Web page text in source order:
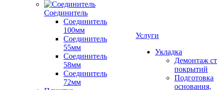
Соединитель
Соединитель
100мм
Соединитель
55мм
Соединитель
58мм
Соединитель
72мм
Услуги
Укладка
Демонтаж
покрытий
Подготовка
основания,